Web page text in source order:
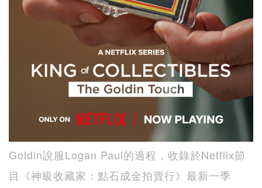
Goldin說服Logan Paul的過程，收錄於Netflix節
目《神級收藏家：點石成金拍賣行》最新一季